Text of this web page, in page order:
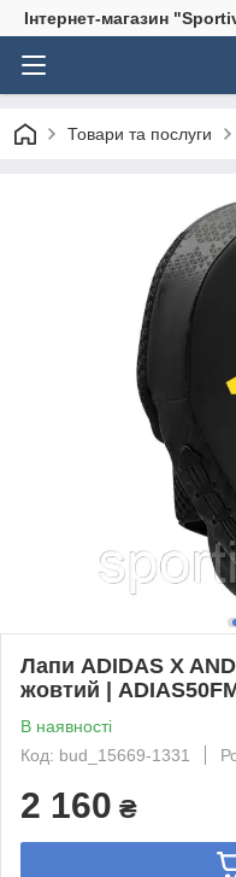
Інтернет-магазин
Товари та послуги
Лапи ADIDAS X
жовтий |
В наявності
Код: bud_15669-1331
2 160 ₴